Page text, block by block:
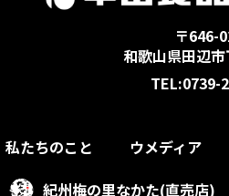
〒646-
和歌山県田辺
TEL:0739-
私たちのこと ウメディア
紀州梅の里なかた(直売店)